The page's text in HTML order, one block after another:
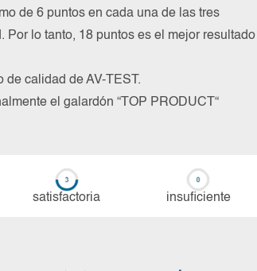
de 6 puntos en cada una de las tres
lo tanto, 18 puntos es el mejor resultado
de calidad de AV-TEST.
el galardón “TOP PRODUCT“
sa­tis­fac­to­ria in­su­fi­cien­te